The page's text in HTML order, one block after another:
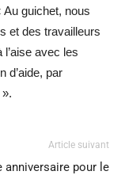
Au guichet, nous
et des travailleurs
avec les
d’aide, par
Article suivant
anniversaire pour le